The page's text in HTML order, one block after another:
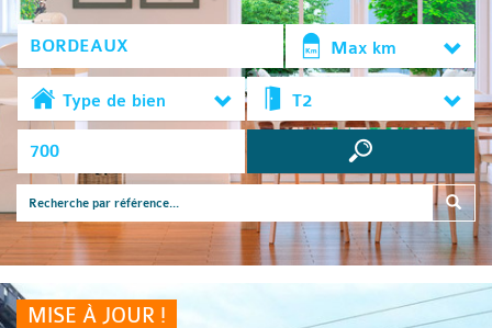
Max km
Type de bien T2
MISE À JOUR !